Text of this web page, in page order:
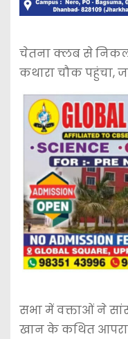
चेतना क्लब से
कथारा चौक पहुंचा,
सभा में वक्ताओं ने
खान के कथित